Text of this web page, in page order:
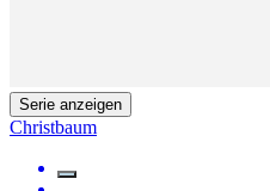
Serie anzeigen
Christbaum